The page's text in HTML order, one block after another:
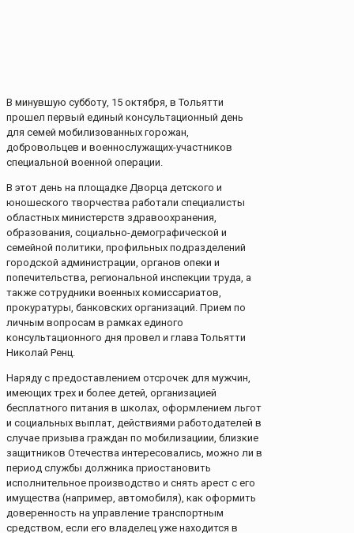
В минувшую субботу, 15 октября, в Тольятти
прошел первый единый консультационный день
для семей мобилизованных горожан,
добровольцев и военнослужащих-участников
специальной военной операции.
В этот день на площадке Дворца детского и
юношеского творчества работали специалисты
областных министерств здравоохранения,
образования, социально-демографической и
семейной политики, профильных подразделений
городской администрации, органов опеки и
попечительства, региональной инспекции труда, а
также сотрудники военных комиссариатов,
прокуратуры, банковских организаций. Прием по
личным вопросам в рамках единого
консультационного дня провел и глава Тольятти
Николай Ренц.
Наряду с предоставлением отсрочек для мужчин,
имеющих трех и более детей, организацией
бесплатного питания в школах, оформлением льгот
и социальных выплат, действиями работодателей в
случае призыва граждан по мобилизациии, близкие
защитников Отечества интересовались, можно ли в
период службы должника приостановить
исполнительное производство и снять арест с его
имущества (например, автомобиля), как оформить
доверенность на управление транспортным
средством, если его владелец уже находится в